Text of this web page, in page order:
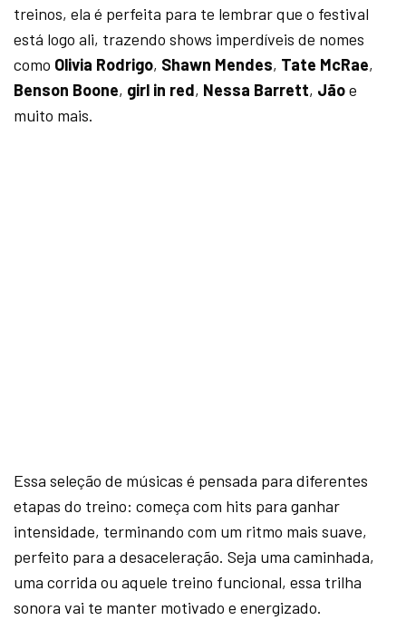
treinos, ela é perfeita para te lembrar que o festival
está logo ali, trazendo shows imperdíveis de nomes
como Olivia Rodrigo, Shawn Mendes, Tate McRae,
Benson Boone, girl in red, Nessa Barrett, Jãoe
muito mais.
Essa seleção de músicas é pensada para diferentes
etapas do treino: começa com hits para ganhar
intensidade, terminando com um ritmo mais suave,
perfeito para a desaceleração. Seja uma caminhada,
uma corrida ou aquele treino funcional, essa trilha
sonora vai te manter motivado e energizado.